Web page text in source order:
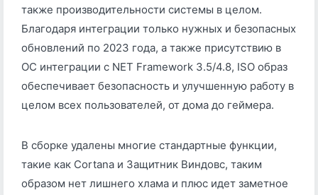
также производительности системы в целом.
Благодаря интеграции только нужных и безопасных
обновлений по 2023 года, а также присутствию в
ОС интеграции с NET Framework 3.5/4.8, ISO образ
обеспечивает безопасность и улучшенную работу в
целом всех пользователей, от дома до геймера.
В сборке удалены многие стандартные функции,
такие как Cortana и Защитник Виндовс, таким
образом нет лишнего хлама и плюс идет заметное